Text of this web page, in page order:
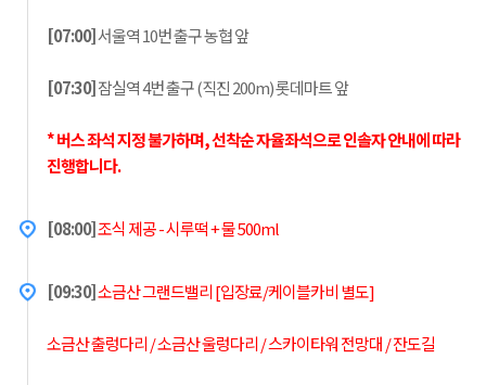
[07:00]서울역 10번 출구 농협 앞
[07:30]잠실역 4번 출구 (직진 200m) 롯데마트 앞
* 버스 좌석 지정 불가하며, 선착순 자율좌석으로 인솔자 안내에 따라
진행합니다.
[08:00]조식 제공 - 시루떡 + 물 500ml
[09:30]소금산 그랜드밸리 [입장료/케이블카비 별도]
소금산 출렁다리 / 소금산 울렁다리 / 스카이타워 전망대 / 잔도길